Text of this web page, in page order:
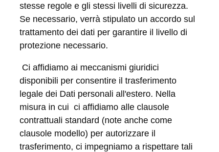
stesse regole e gli stessi livelli di sicurezza.
Se necessario, verrà stipulato un accordo sul
trattamento dei dati per garantire il livello di
protezione necessario.
Ci affidiamo ai meccanismi giuridici
disponibili per consentire il trasferimento
legale dei Dati personali all'estero. Nella
misura in cui ci affidiamo alle clausole
contrattuali standard (note anche come
clausole modello) per autorizzare il
trasferimento, ci impegniamo a rispettare tali